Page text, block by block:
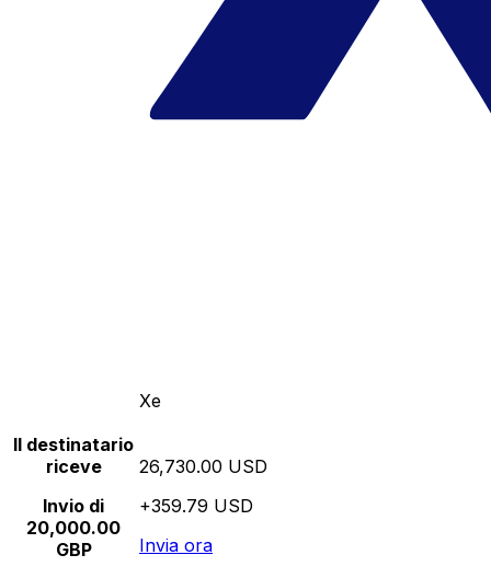
Xe
Il destinatario
riceve
Invio di
20,000.00
GBP
26,730.00 USD
+359.79 USD
Invia ora